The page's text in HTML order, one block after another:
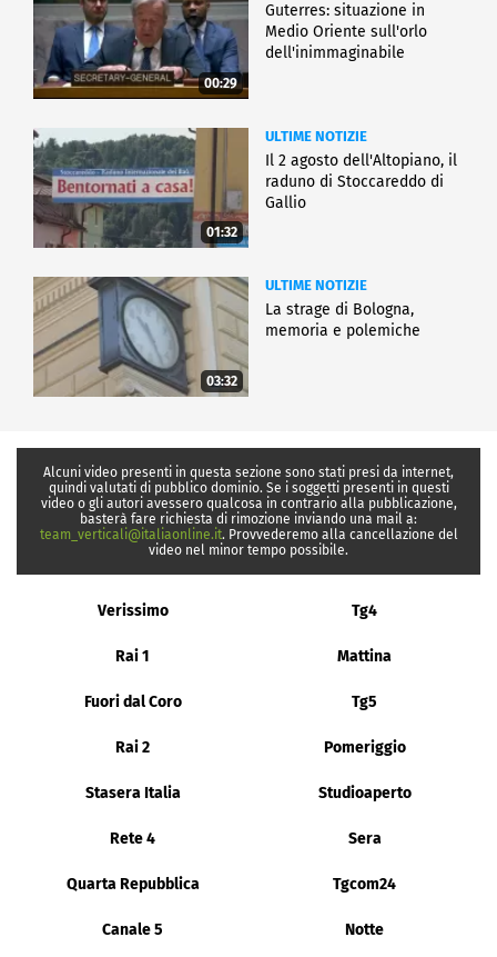
00:29
Guterres: situazione in
Medio Oriente sull'orlo
dell'inimmaginabile
01:32
ULTIME NOTIZIE
Il 2 agosto dell'Altopiano, il
raduno di Stoccareddo di
Gallio
03:32
ULTIME NOTIZIE
La strage di Bologna,
memoria e polemiche
Alcuni video presenti in questa sezione sono stati presi da internet,
quindi valutati di pubblico dominio. Se i soggetti presenti in questi
video o gli autori avessero qualcosa in contrario alla pubblicazione,
basterà fare richiesta di rimozione inviando una mail a:
team_verticali@italiaonline.it. Provvederemo alla cancellazione del
video nel minor tempo possibile.
Verissimo Tg4
Rai 1 Mattina
Fuori dal Coro Tg5
Rai 2 Pomeriggio
Stasera Italia Studioaperto
Rete 4 Sera
Quarta Repubblica Tgcom24
Canale 5 Notte